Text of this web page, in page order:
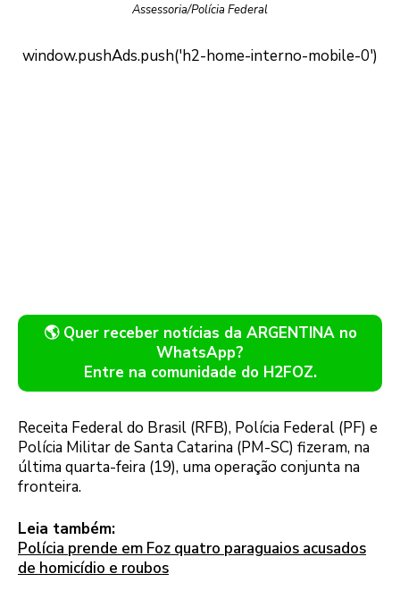
Assessoria/Polícia Federal
🌎 Quer receber notícias da ARGENTINA no
WhatsApp?
Entre na comunidade do H2FOZ.
Receita Federal do Brasil (RFB), Polícia Federal (PF) e
Polícia Militar de Santa Catarina (PM-SC) fizeram, na
última quarta-feira (19), uma operação conjunta na
fronteira.
Leia também:
Polícia prende em Foz quatro paraguaios acusados
de homicídio e roubos